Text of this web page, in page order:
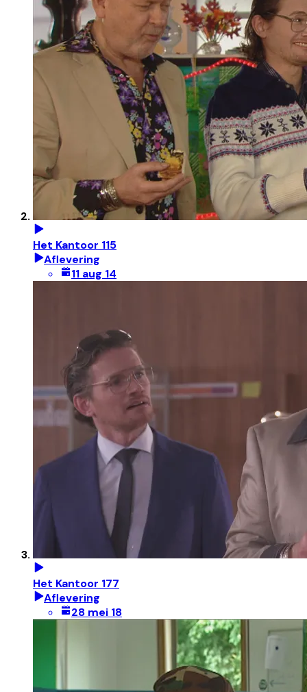
Het Kantoor 115
Aflevering
11 aug 14
Het Kantoor 177
Aflevering
28 mei 18